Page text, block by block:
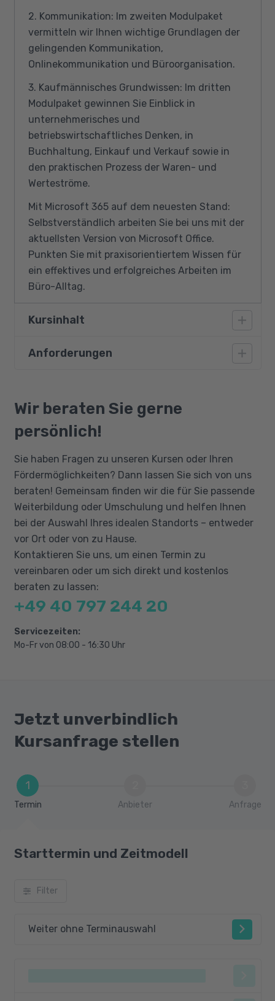
2. Kommunikation: Im zweiten Modulpaket
vermitteln wir Ihnen wichtige Grundlagen der
gelingenden Kommunikation,
Onlinekommunikation und Büroorganisation.
3. Kaufmännisches Grundwissen: Im dritten
Modulpaket gewinnen Sie Einblick in
unternehmerisches und
betriebswirtschaftliches Denken, in
Buchhaltung, Einkauf und Verkauf sowie in
den praktischen Prozess der Waren- und
Werteströme.
Mit Microsoft 365 auf dem neuesten Stand:
Selbstverständlich arbeiten Sie bei uns mit der
aktuellsten Version von Microsoft Office.
Punkten Sie mit praxisorientiertem Wissen für
ein effektives und erfolgreiches Arbeiten im
Büro-Alltag.
Kursinhalt
Schriftverkehr und Dokumentation im
Schreibregeln nach DIN
Kaufmännischer Schriftverkehr – Inhalt und
GIMP Bildbearbeitung
Layout mit Office – professionelle
10-Finger-Tastaturschreiben
Bürokommunikation:
Browser und Outlook – Online-Grundlagen
Online-Zusammenarbeit
Büroverwaltung und -kommunikation
Kaufmännische Basics:
Auftragsbearbeitung – Bestellwesen mit
ERP-Software
Anforderungen
Deutschkenntnissen (B2) und einer
allgemeinbildenden Schulausbildung fundierte
Kenntnisse in der PC-Bedienung mit Windows.
Wir beraten Sie gerne
persönlich!
Sie haben Fragen zu unseren Kursen oder Ihren
Fördermöglichkeiten? Dann lassen Sie sich von uns
beraten! Gemeinsam finden wir die für Sie passende
Weiterbildung oder Umschulung und helfen Ihnen
bei der Auswahl Ihres idealen Standorts – entweder
vor Ort oder von zu Hause.
Kontaktieren Sie uns, um einen Termin zu
vereinbaren oder um sich direkt und kostenlos
beraten zu lassen:
+49 40 797 244 20
Servicezeiten:
Mo-Fr von 08:00 - 16:30 Uhr
Jetzt unverbindlich
Kursanfrage stellen
1
Termin Anbieter Anfrage
Starttermin und Zeitmodell
Filter
Weiter ohne Terminauswahl